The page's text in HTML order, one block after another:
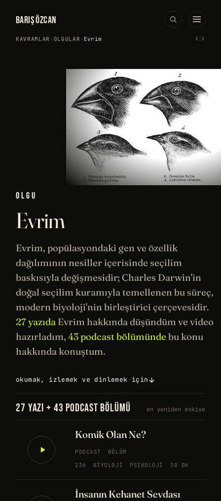
BARIŞ ÖZCAN
KAVRAMLAR › OLGULAR › Evrim ‹›
OLGU
Evrim
Evrim, popülasyondaki gen ve özellik
dağılımının nesiller içerisinde seçilim
baskısıyla değişmesidir; Charles Darwin'in
doğal seçilim kuramıyla temellenen bu süreç,
modern biyoloji'nin birleştirici çerçevesidir.
27 yazıda Evrim hakkında düşündüm ve video
hazırladım, 43 podcast bölümünde bu konu
hakkında konuştum.
okumak, izlemek ve dinlemek için
27 YAZI + 43 PODCAST BÖLÜMÜ en yeniden eskiye
Komik Olan Ne?
PODCAST
BÖLÜM
236
BIYOLOJI PSIKOLOJI 30 DK
İnsanın Kehanet Sevdası